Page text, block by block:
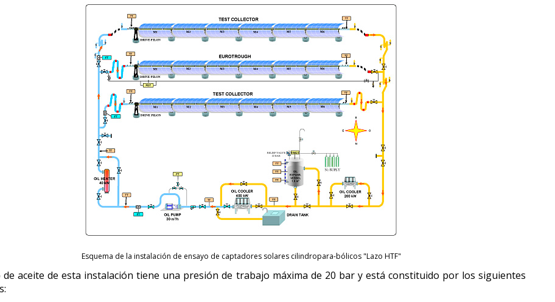
Esquema de la instalación de ensayo de captadores solares cilindropara-bólicos "Lazo HTF"
de aceite de esta instalación tiene una presión de trabajo máxima de 20 bar y está constituido por los siguientes